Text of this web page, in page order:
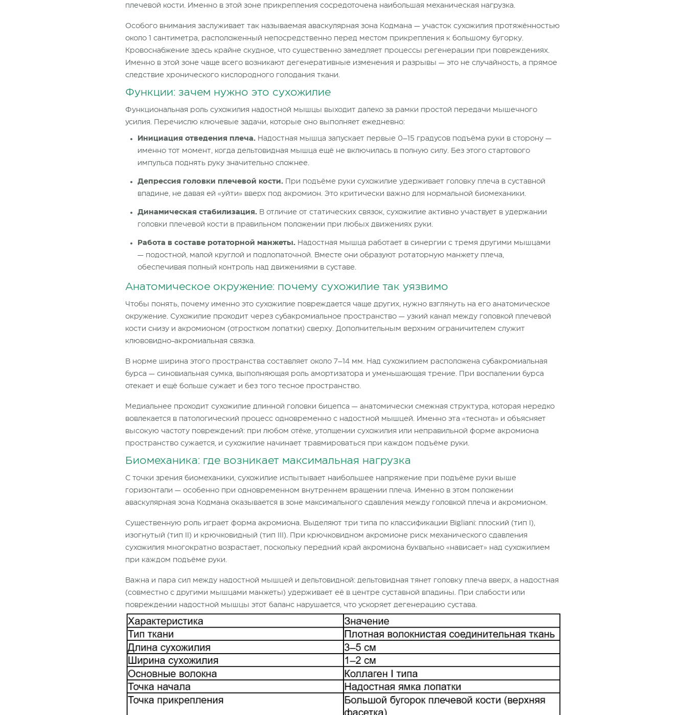
плечевой кости. Именно в этой зоне прикрепления сосредоточена наибольшая механическая нагрузка.
Особого внимания заслуживает так называемая аваскулярная зона Кодмана — участок сухожилия протяжённостью
около 1 сантиметра, расположенный непосредственно перед местом прикрепления к большому бугорку.
Кровоснабжение здесь крайне скудное, что существенно замедляет процессы регенерации при повреждениях.
Именно в этой зоне чаще всего возникают дегенеративные изменения и разрывы — это не случайность, а прямое
следствие хронического кислородного голодания ткани.
Функции: зачем нужно это сухожилие
Функциональная роль сухожилия надостной мышцы выходит далеко за рамки простой передачи мышечного
усилия. Перечислю ключевые задачи, которые оно выполняет ежедневно:
Инициация отведения плеча. Надостная мышца запускает первые 0–15 градусов подъёма руки в сторону —
именно тот момент, когда дельтовидная мышца ещё не включилась в полную силу. Без этого стартового
импульса поднять руку значительно сложнее.
Депрессия головки плечевой кости. При подъёме руки сухожилие удерживает головку плеча в суставной
впадине, не давая ей «уйти» вверх под акромион. Это критически важно для нормальной биомеханики.
Динамическая стабилизация. В отличие от статических связок, сухожилие активно участвует в удержании
головки плечевой кости в правильном положении при любых движениях руки.
Работа в составе ротаторной манжеты. Надостная мышца работает в синергии с тремя другими мышцами
— подостной, малой круглой и подлопаточной. Вместе они образуют ротаторную манжету плеча,
обеспечивая полный контроль над движениями в суставе.
Анатомическое окружение: почему сухожилие так уязвимо
Чтобы понять, почему именно это сухожилие повреждается чаще других, нужно взглянуть на его анатомическое
окружение. Сухожилие проходит через субакромиальное пространство — узкий канал между головкой плечевой
кости снизу и акромионом (отростком лопатки) сверху. Дополнительным верхним ограничителем служит
клювовидно-акромиальная связка.
В норме ширина этого пространства составляет около 7–14 мм. Над сухожилием расположена субакромиальная
бурса — синовиальная сумка, выполняющая роль амортизатора и уменьшающая трение. При воспалении бурса
отекает и ещё больше сужает и без того тесное пространство.
Медиальнее проходит сухожилие длинной головки бицепса — анатомически смежная структура, которая нередко
вовлекается в патологический процесс одновременно с надостной мышцей. Именно эта «теснота» и объясняет
высокую частоту повреждений: при любом отёке, утолщении сухожилия или неправильной форме акромиона
пространство сужается, и сухожилие начинает травмироваться при каждом подъёме руки.
Биомеханика: где возникает максимальная нагрузка
С точки зрения биомеханики, сухожилие испытывает наибольшее напряжение при подъёме руки выше
горизонтали — особенно при одновременном внутреннем вращении плеча. Именно в этом положении
аваскулярная зона Кодмана оказывается в зоне максимального сдавления между головкой плеча и акромионом.
Существенную роль играет форма акромиона. Выделяют три типа по классификации Bigliani: плоский (тип I),
изогнутый (тип II) и крючковидный (тип III). При крючковидном акромионе риск механического сдавления
сухожилия многократно возрастает, поскольку передний край акромиона буквально «нависает» над сухожилием
при каждом подъёме руки.
Важна и пара сил между надостной мышцей и дельтовидной: дельтовидная тянет головку плеча вверх, а надостная
(совместно с другими мышцами манжеты) удерживает её в центре суставной впадины. При слабости или
повреждении надостной мышцы этот баланс нарушается, что ускоряет дегенерацию сустава.